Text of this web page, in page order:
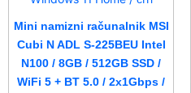
Mini namizni računalnik MSI
Cubi N ADL S-225BEU Intel
N100 / 8GB / 512GB SSD /
WiFi 5 + BT 5.0 / 2x1Gbps /